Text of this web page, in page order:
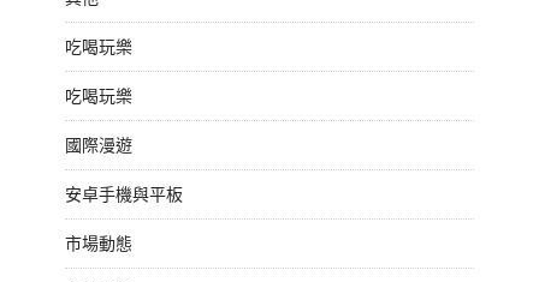
吃喝玩樂
吃喝玩樂
國際漫遊
安卓手機與平板
市場動態